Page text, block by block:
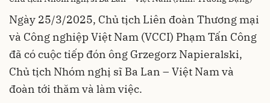
Ngày 25/3/2025, Chủ tịch Liên đoàn Thương mại
và Công nghiệp Việt Nam (VCCI) Phạm Tấn Công
đã có cuộc tiếp đón ông Grzegorz Napieralski,
Chủ tịch Nhóm nghị sĩ Ba Lan – Việt Nam và
đoàn tới thăm và làm việc.